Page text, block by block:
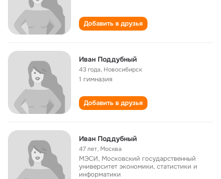
Добавить в друзья
Иван Поддубный
43 года, Новосибирск
1 гимназия
Добавить в друзья
Иван Поддубный
47 лет, Москва
МЭСИ, Московский государственный
университет экономики, статистики и
информатики